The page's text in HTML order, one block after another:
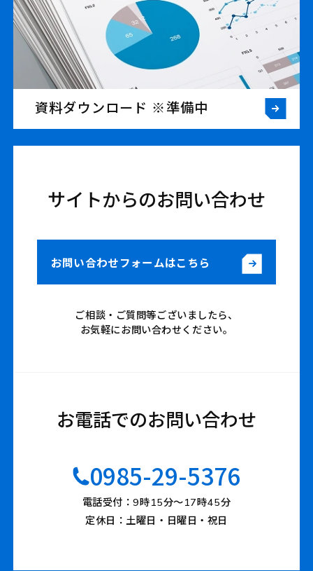
資料ダウンロード ※準備中
サイトからのお問い合わせ
お問い合わせフォームはこちら
ご相談・ご質問等ございましたら、
お気軽にお問い合わせください。
お電話でのお問い合わせ
0985-29-5376
電話受付：9時15分〜17時45分
定休日：土曜日・日曜日・祝日